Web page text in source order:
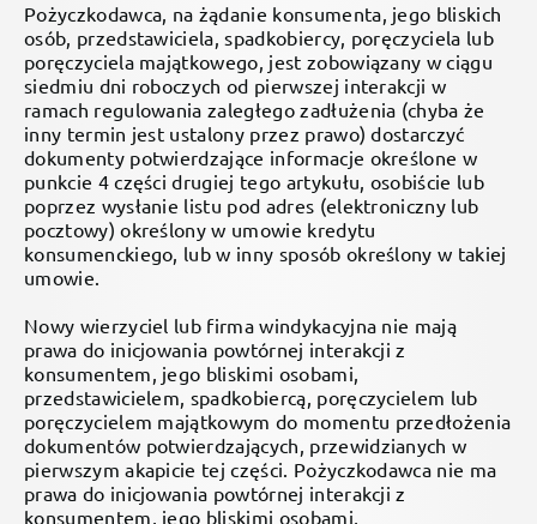
Pożyczkodawca, na żądanie konsumenta, jego bliskich
osób, przedstawiciela, spadkobiercy, poręczyciela lub
poręczyciela majątkowego, jest zobowiązany w ciągu
siedmiu dni roboczych od pierwszej interakcji w
ramach regulowania zaległego zadłużenia (chyba że
inny termin jest ustalony przez prawo) dostarczyć
dokumenty potwierdzające informacje określone w
punkcie 4 części drugiej tego artykułu, osobiście lub
poprzez wysłanie listu pod adres (elektroniczny lub
pocztowy) określony w umowie kredytu
konsumenckiego, lub w inny sposób określony w takiej
umowie.
Nowy wierzyciel lub firma windykacyjna nie mają
prawa do inicjowania powtórnej interakcji z
konsumentem, jego bliskimi osobami,
przedstawicielem, spadkobiercą, poręczycielem lub
poręczycielem majątkowym do momentu przedłożenia
dokumentów potwierdzających, przewidzianych w
pierwszym akapicie tej części. Pożyczkodawca nie ma
prawa do inicjowania powtórnej interakcji z
konsumentem, jego bliskimi osobami,